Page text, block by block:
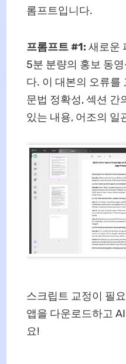
롬프트입니다.
프롬프트 #1: 새로운
5분 분량의 홍보 동
다. 이 대본의 오류를
문법 정확성, 섹션 간
있는 내용, 어조의 일
스크립트 교정이 필
앱을 다운로드하고
요!